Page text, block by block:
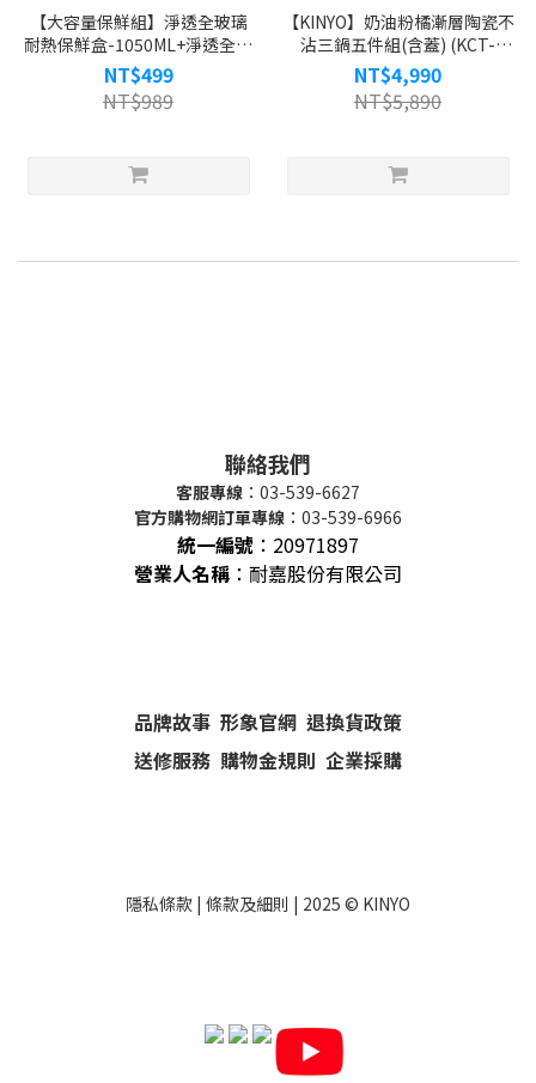
【大容量保鮮組】淨透全玻璃
耐熱保鮮盒-1050ML+淨透全玻
璃耐熱保鮮盒-640ML
NT$499
NT$989
【KINYO】奶油粉橘漸層陶瓷不
沾三鍋五件組(含蓋) (KCT-
8530)
NT$4,990
NT$5,890
聯絡我們
客服專線 ：03-539-6627
官方購物網訂單專線 ：03-539-6966
統一編號 ： 20971897
營業人名稱 ：耐嘉股份有限公司
品牌故事 形象官網 退換貨政策
送修服務 購物金規則 企業採購
隱私條款 | 條款及細則 | 2025 © KINYO